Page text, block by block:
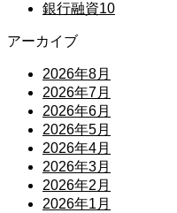
銀行融資10
アーカイブ
2026年8月
2026年7月
2026年6月
2026年5月
2026年4月
2026年3月
2026年2月
2026年1月